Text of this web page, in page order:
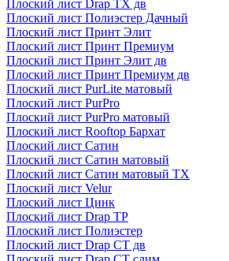
Плоский лист Drap ТХ дв
Плоский лист Полиэстер Дачный
Плоский лист Принт Элит
Плоский лист Принт Премиум
Плоский лист Принт Элит дв
Плоский лист Принт Премиум дв
Плоский лист PurLite матовый
Плоский лист PurPro
Плоский лист PurPro матовый
Плоский лист Rooftop Бархат
Плоский лист Сатин
Плоский лист Сатин матовый
Плоский лист Сатин матовый TX
Плоский лист Velur
Плоский лист Цинк
Плоский лист Drap ТР
Плоский лист Полиэстер
Плоский лист Drap СТ дв